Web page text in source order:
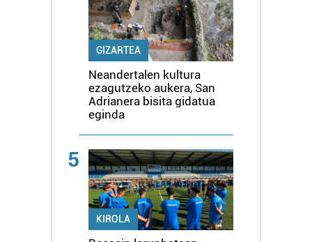
GIZARTEA
Neandertalen kultura
ezagutzeko aukera, San
Adrianera bisita gidatua
eginda
5
KIROLA